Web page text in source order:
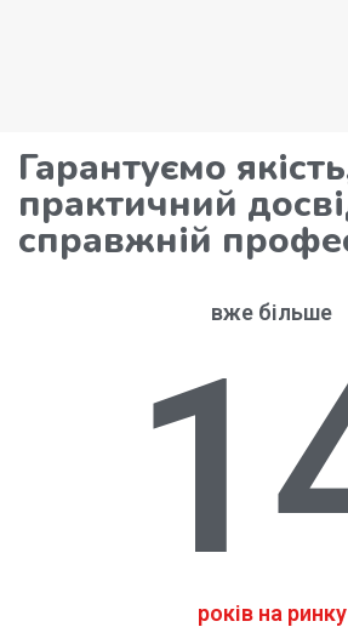
Гарантуємо
практичний
справжній
вже більше
років на ринку